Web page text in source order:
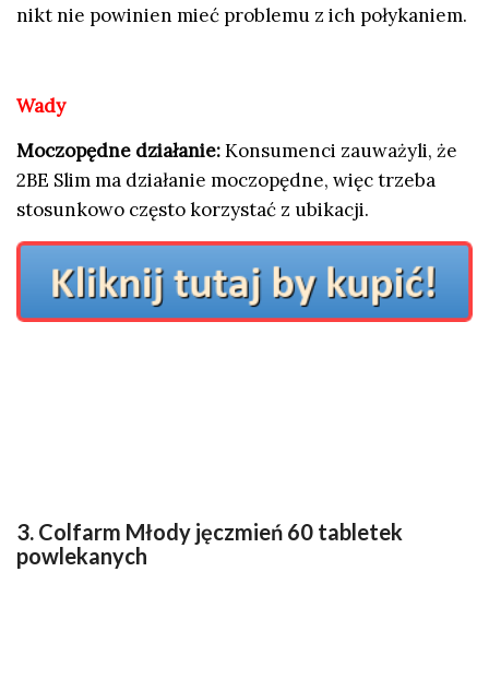
nikt nie powinien mieć problemu z ich połykaniem.
Wady
Moczopędne działanie:Konsumenci zauważyli, że
2BE Slim ma działanie moczopędne, więc trzeba
stosunkowo często korzystać z ubikacji.
3. Colfarm Młody jęczmień 60 tabletek
powlekanych